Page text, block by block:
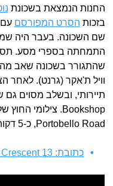
החנות הנמצאת בשכונת
בזכות הסרט המפורסם עם
התמחתה בספרי מסע.
שהתגורר בשכונה שאב
וויל ת'אקר (גרנט). לאחר
Portobello Road, כ-5 דקות הליכה מהחנות המקורית.
כתובת: 13 Blenheim Crescent